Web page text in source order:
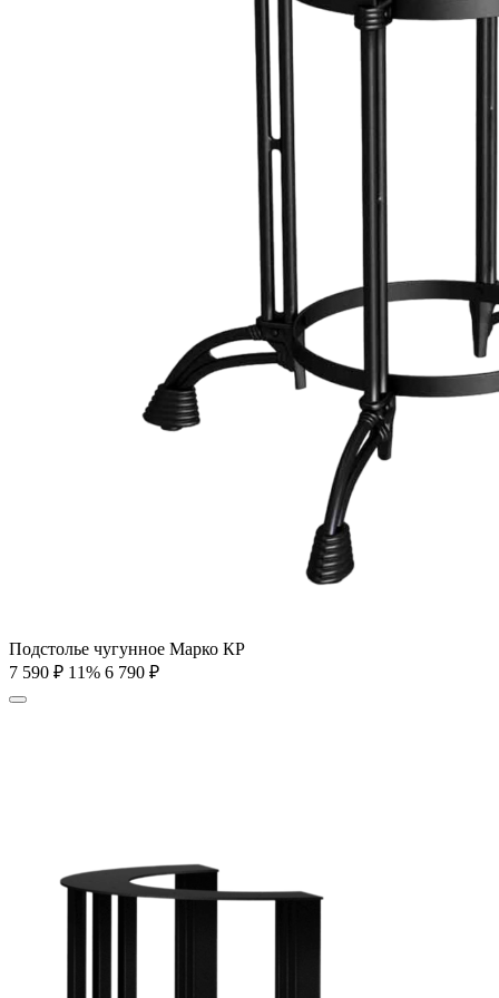
Подстолье чугунное Марко КР
7 590 ₽ 11% 6 790 ₽